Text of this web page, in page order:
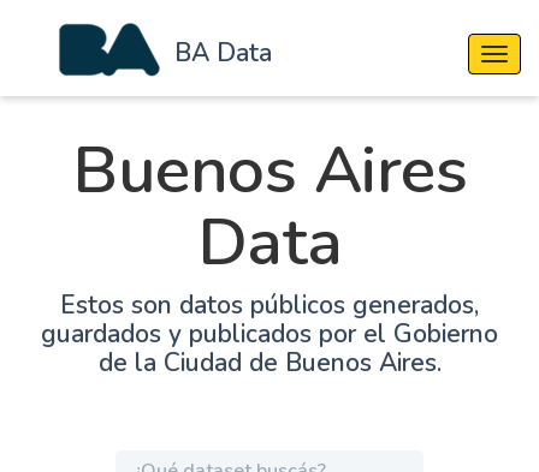
BA Data
Buenos Aires
Data
Estos son datos públicos generados,
guardados y publicados por el Gobierno
de la Ciudad de Buenos Aires.